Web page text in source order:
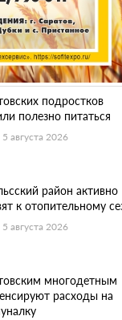
подростков
полезно питаться
августа 2026
район активно
к отопительному
августа 2026
многодетным
расходы на